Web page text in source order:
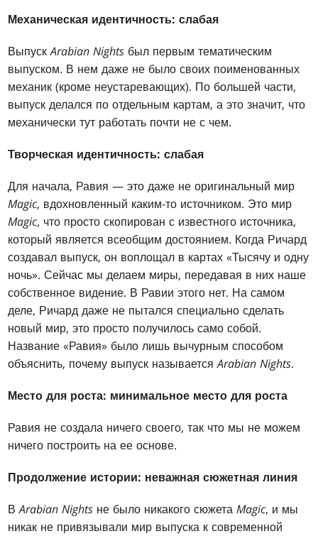
Механическая идентичность: слабая
ВыпускArabian Nights был первым тематическим
выпуском. В нем даже не было своих поименованных
механик (кроме неустаревающих). По большей части,
выпуск делался по отдельным картам, а это значит, что
механически тут работать почти не с чем.
Творческая идентичность: слабая
Для начала, Равия — это даже не оригинальный мир
Magic, вдохновленный каким-то источником. Это мир
Magic, что просто скопирован с известного источника,
который является всеобщим достоянием. Когда Ричард
создавал выпуск, он воплощал в картах «Тысячу и одну
ночь». Сейчас мы делаем миры, передавая в них наше
собственное видение. В Равии этого нет. На самом
деле, Ричард даже не пытался специально сделать
новый мир, это просто получилось само собой.
Название «Равия» было лишь вычурным способом
объяснить, почему выпуск называетсяArabian Nights.
Место для роста: минимальное место для роста
Равия не создала ничего своего, так что мы не можем
ничего построить на ее основе.
Продолжение истории: неважная сюжетная линия
ВArabian Nights не было никакого сюжетаMagic, и мы
никак не привязывали мир выпуска к современной